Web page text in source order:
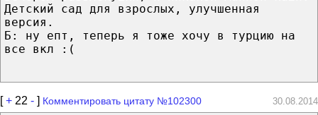
Детский сад для взрослых, улучшенная
версия.
Б: ну епт, теперь я тоже хочу в турцию на
все вкл :(
[+ 22 - ] Комментировать цитату №102300 30.08.2014